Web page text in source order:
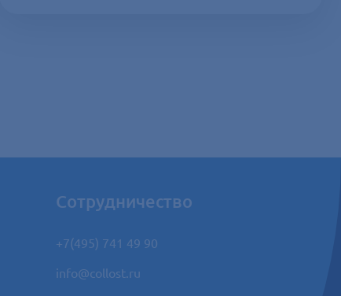
Сотрудничество
+7(495) 741 49 90
info@collost.ru